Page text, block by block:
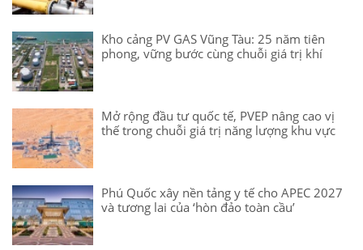
Kho cảng PV GAS Vũng Tàu: 25 năm tiên
phong, vững bước cùng chuỗi giá trị khí
Mở rộng đầu tư quốc tế, PVEP nâng cao vị
thế trong chuỗi giá trị năng lượng khu vực
Phú Quốc xây nền tảng y tế cho APEC 2027
và tương lai của ‘hòn đảo toàn cầu’